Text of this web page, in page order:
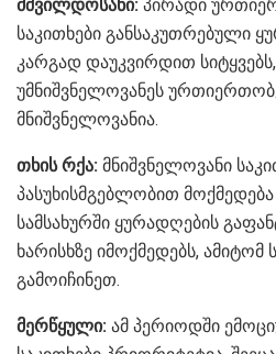
მშვილდოსანი: პირადი
საკითხები განსაკუთრებული
კარგად დაუკვირდით
უმნიშვნელოვანეს
მნიშვნელოვანია.
თხის რქა: მნიშვნელოვანი
პასუხისმგებლობით
სამსახურში ყურადღების
ხარისხზე იმოქმედებს,
გამოიჩინეთ.
მერწყული: ამ პერიოდში